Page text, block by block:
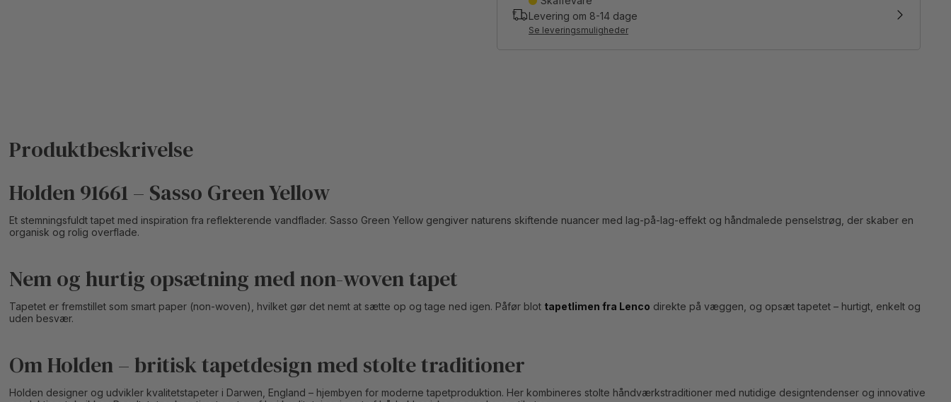
Levering om 8-14 dage
Se leveringsmuligheder
Holden 91661 – Sasso Green Yellow
Et stemningsfuldt tapet med inspiration fra reflekterende vandflader. Sasso Green Yellow gengiver naturens skiftende nuancer med lag-på-lag-effekt og håndmalede penselstrøg, der skaber en
organisk og rolig overflade.
Nem og hurtig opsætning med non-woven tapet
Tapetet er fremstillet som smart paper (non-woven), hvilket gør det nemt at sætte op og tage ned igen. Påfør blot tapetlimen fra Lenco direkte på væggen, og opsæt tapetet – hurtigt, enkelt og
uden besvær.
Om Holden – britisk tapetdesign med stolte traditioner
Holden designer og udvikler kvalitetstapeter i Darwen, England – hjembyen for moderne tapetproduktion. Her kombineres stolte håndværkstraditioner med nutidige designtendenser og innovative